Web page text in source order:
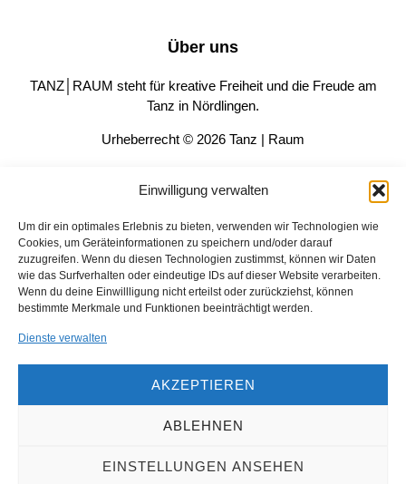
Einwilligung verwalten
Um dir ein optimales Erlebnis zu bieten, verwenden wir Technologien wie
Cookies, um Geräteinformationen zu speichern und/oder darauf
zuzugreifen. Wenn du diesen Technologien zustimmst, können wir Daten
wie das Surfverhalten oder eindeutige IDs auf dieser Website verarbeiten.
Wenn du deine Einwillligung nicht erteilst oder zurückziehst, können
bestimmte Merkmale und Funktionen beeinträchtigt werden.
Dienste verwalten
AKZEPTIEREN
ABLEHNEN
EINSTELLUNGEN ANSEHEN
Über uns
TANZ│RAUM steht für kreative Freiheit und die Freude am
Tanz in Nördlingen.
Urheberrecht © 2026 Tanz | Raum
Legal
Kontakt
Datenschutz
Impressum
Cookie-Richtlinie (EU)
Kontaktinformationen
E-Mail: buero@tanzraum-ries.de
Telefon: 09087-920470
Adresse: Raiffeisenstraße 4, 86720 Nördlingen